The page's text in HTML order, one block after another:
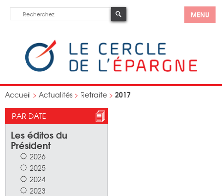
MENU
Accueil > Actualités > Retraite > 2017
PAR DATE
Les éditos du
Président
2026
2025
2024
2023